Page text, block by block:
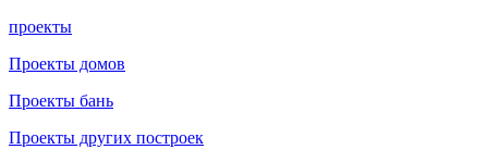
проекты
Проекты домов
Проекты бань
Проекты других построек